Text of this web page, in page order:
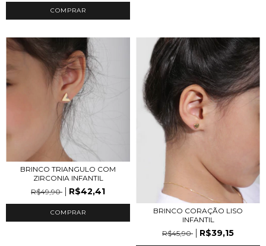
BRINCO TRIANGULO COM
ZIRCONIA INFANTIL
R$49,90
R$42,41
BRINCO CORAÇÃO LISO
INFANTIL
R$45,90
R$39,15